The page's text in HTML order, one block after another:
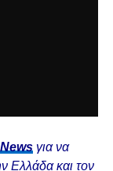
για να
Ελλάδα και τον